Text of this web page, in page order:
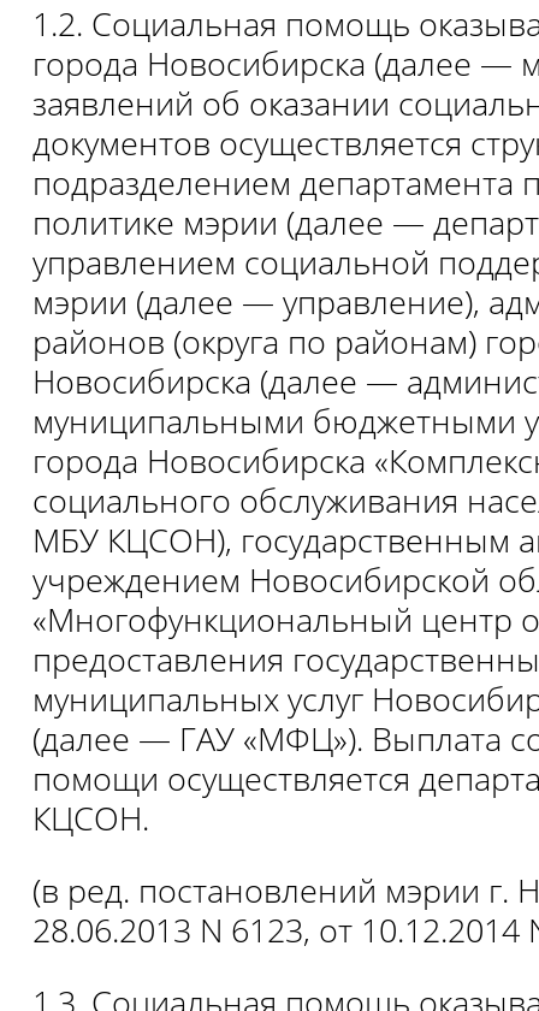
1.2. Социальная помощь
города Новосибирска (далее —
заявлений об оказании
документов осуществляется
подразделением департамента
политике мэрии (далее —
управлением социальной
мэрии (далее — управление),
районов (округа по районам)
Новосибирска (далее —
муниципальными бюджетными
города Новосибирска
социального обслуживания
МБУ КЦСОН), государственным
учреждением Новосибирской
«Многофункциональный центр
предоставления
муниципальных услуг
(далее — ГАУ «МФЦ»). Выплата
помощи осуществляется
КЦСОН.
(в ред. постановлений мэрии г.
28.06.2013 N 6123, от 10.12.2014